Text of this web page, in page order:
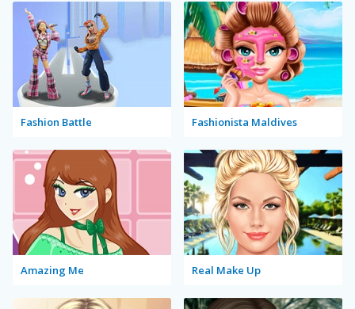
Fashion Battle Fashionista Maldives
Amazing Me Real Make Up